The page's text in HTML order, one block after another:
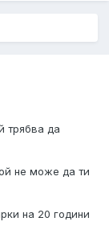
трябва да
не може да ти
на 20 години